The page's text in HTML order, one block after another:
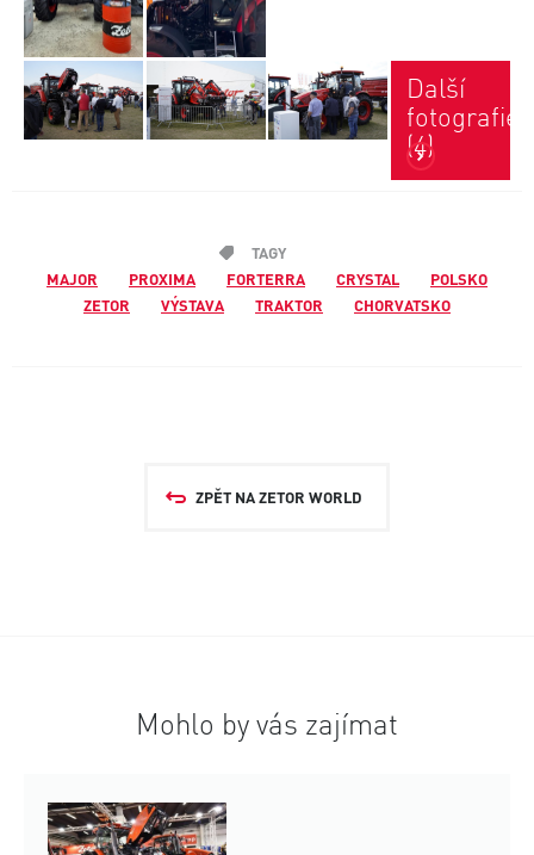
Další
fotografie
(4)
TAGY
MAJOR
PROXIMA FORTERRA CRYSTAL
POLSKO
ZETOR
VÝSTAVA TRAKTOR CHORVATSKO
ZPĚT NA ZETOR WORLD
Mohlo by vás zajímat